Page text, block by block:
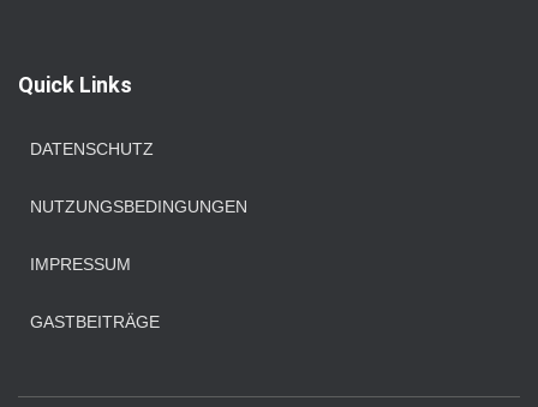
n
Quick Links
DATENSCHUTZ
NUTZUNGSBEDINGUNGEN
IMPRESSUM
GASTBEITRÄGE